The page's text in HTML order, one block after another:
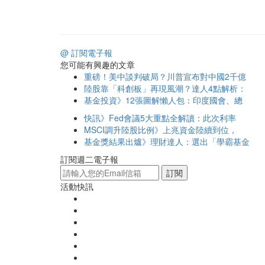
@ 訂閱電子報
您可能有興趣的文章
重磅！美中談判破局？川普宣布對中國2千億
陸股靠「科創板」再現風潮？達人4點解析：
基金投資》12張圖解懶人包：印度國會、總
快訊》Fed會議5大重點全解讀：此次利率
MSCI調升陸股比例》上兆資金陸續到位，
基金獎結果出爐》理財達人：選出「學霸基金
訂閱週二電子報
訂閱
活動快訊